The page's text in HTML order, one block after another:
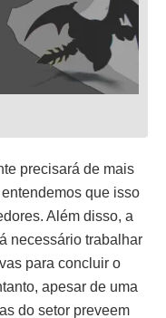
precisará de mais
que isso
Além disso, a
necessário trabalhar
para concluir o
apesar de uma
do setor preveem